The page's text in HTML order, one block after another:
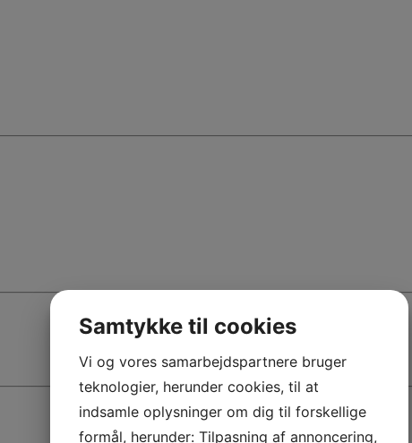
Samtykke til cookies
Vi og vores samarbejdspartnere bruger
teknologier, herunder cookies, til at
indsamle oplysninger om dig til forskellige
formål, herunder: Tilpasning af annoncering,